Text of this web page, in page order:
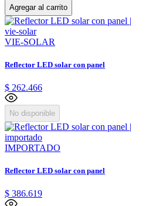
Agregar al carrito
VIE-SOLAR
Reflector LED solar con panel
$ 262.466
No disponible
IMPORTADO
Reflector LED solar con panel
$ 386.619